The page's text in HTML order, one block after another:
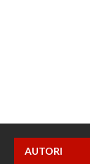
AUTORI